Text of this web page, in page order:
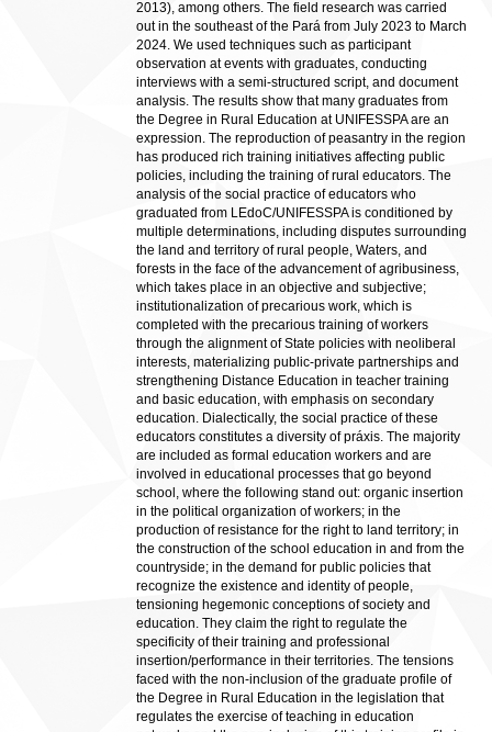
2013), among others. The field research was carried
out in the southeast of the Pará from July 2023 to March
2024. We used techniques such as participant
observation at events with graduates, conducting
interviews with a semi-structured script, and document
analysis. The results show that many graduates from
the Degree in Rural Education at UNIFESSPA are an
expression. The reproduction of peasantry in the region
has produced rich training initiatives affecting public
policies, including the training of rural educators. The
analysis of the social practice of educators who
graduated from LEdoC/UNIFESSPA is conditioned by
multiple determinations, including disputes surrounding
the land and territory of rural people, Waters, and
forests in the face of the advancement of agribusiness,
which takes place in an objective and subjective;
institutionalization of precarious work, which is
completed with the precarious training of workers
through the alignment of State policies with neoliberal
interests, materializing public-private partnerships and
strengthening Distance Education in teacher training
and basic education, with emphasis on secondary
education. Dialectically, the social practice of these
educators constitutes a diversity of práxis. The majority
are included as formal education workers and are
involved in educational processes that go beyond
school, where the following stand out: organic insertion
in the political organization of workers; in the
production of resistance for the right to land territory; in
the construction of the school education in and from the
countryside; in the demand for public policies that
recognize the existence and identity of people,
tensioning hegemonic conceptions of society and
education. They claim the right to regulate the
specificity of their training and professional
insertion/performance in their territories. The tensions
faced with the non-inclusion of the graduate profile of
the Degree in Rural Education in the legislation that
regulates the exercise of teaching in education